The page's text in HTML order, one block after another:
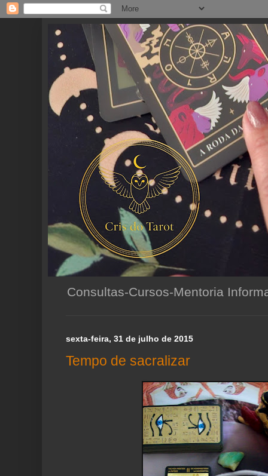
Consultas-Cursos-Mentoria
sexta-feira, 31 de julho de 2015
Tempo de sacralizar